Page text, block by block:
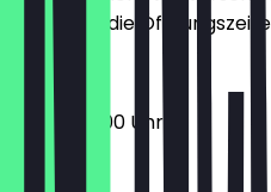
halten wir die
09:00 - 18:00 Uhr